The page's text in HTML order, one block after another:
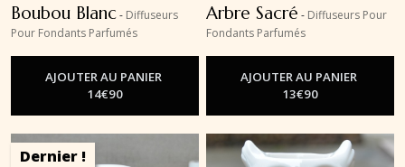
Boubou Blanc- Diffuseurs
Pour Fondants Parfumés
AJOUTER AU PANIER
14€90
Arbre Sacré - Diffuseurs Pour
Fondants Parfumés
AJOUTER AU PANIER
13€90
Dernier !